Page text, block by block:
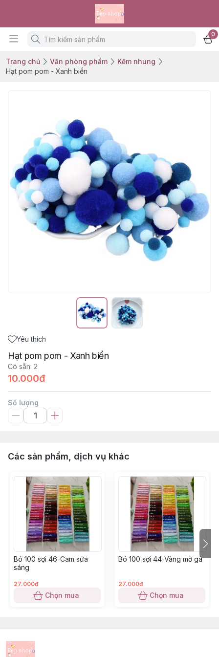
0
Trang chủ Văn phòng phẩm
Kẽm nhung
Hạt pom pom - Xanh biển
Yêu thích
Hạt pom pom - Xanh biển
Có sẵn: 2
10.000đ
Số lượng
Các sản phẩm, dịch vụ khác
Bó 100 sợi 46-Cam sữa
sáng
27.000đ
Chọn mua
Bó 100 sợi 44-Vàng mỡ gà
27.000đ
Chọn mua